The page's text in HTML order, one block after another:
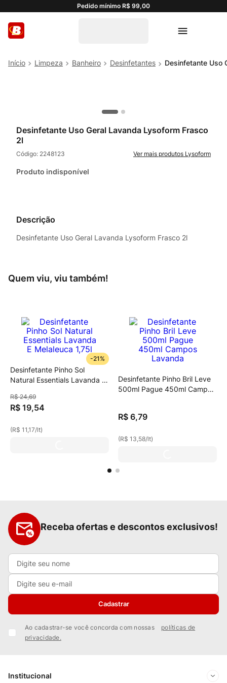
Pedido mínimo R$ 99,00
Limpeza Banheiro Desinfetantes Desinfetante Uso
Desinfetante Uso Geral Lavanda Lysoform Frasco
2l
Código: 2248123 Lysoform
Produto indisponível
Descrição
Desinfetante Uso Geral Lavanda Lysoform Frasco 2l
Quem viu, viu também!
-21%
Desinfetante Pinho Sol
Natural Essentials Lavanda E
R$ 24,69
R$ 19,54
(R$ 11,17/lt)
Desinfetante Pinho Bril Leve
500ml Pague 450ml Campos
R$ 6,79
(R$ 13,58/lt)
Receba ofertas e descontos exclusivos!
Cadastrar
Ao cadastrar-se você concorda com nossas
políticas de
privacidade.
Institucional